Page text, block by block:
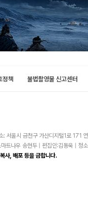
정책 불법촬영물 신고센터
소: 서울시 금천구 가산디지털1
나우 송현두 | 편집인:김동욱 | 청소
사, 배포 등을 금합니다.